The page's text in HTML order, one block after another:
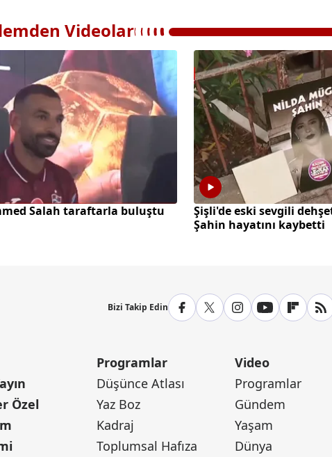
Videolar
Salah taraftarla buluştu
Şişli'de eski sevgili
Şahin hayatını kaybetti
Bizi Takip Edin
Özel
Programlar
Düşünce Atlası
Yaz Boz
Kadraj
Toplumsal Hafıza
Video
Programlar
Gündem
Yaşam
Dünya